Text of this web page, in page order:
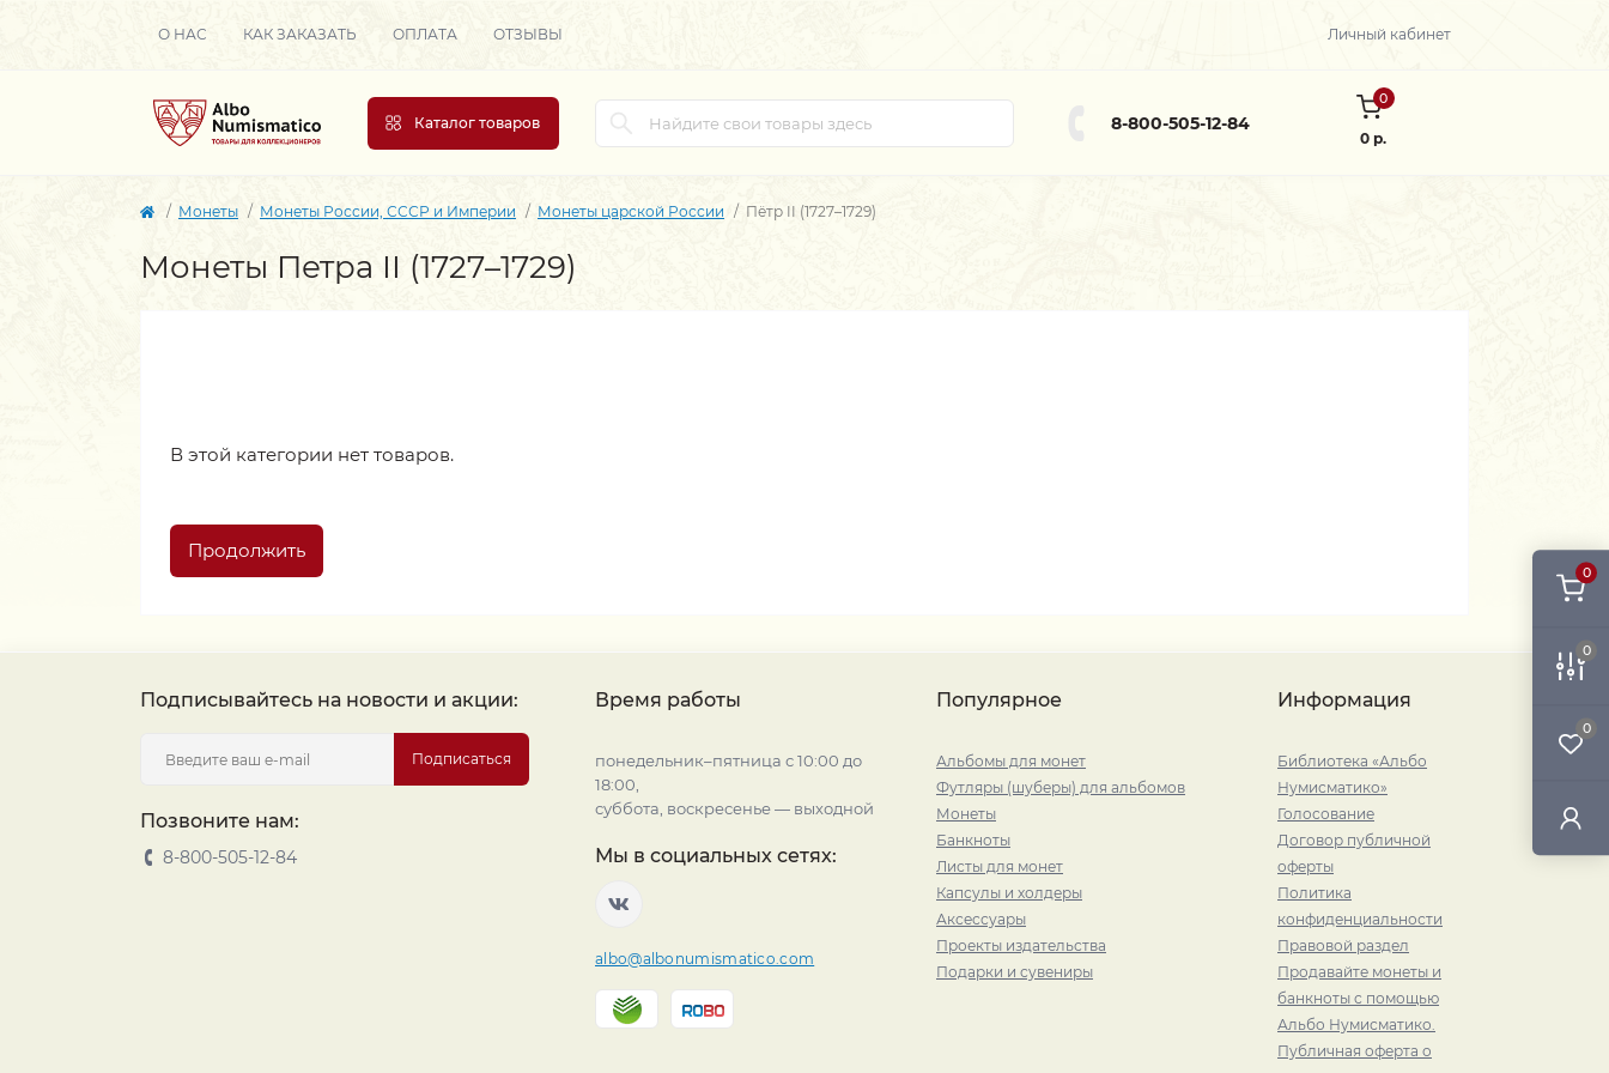
0
0
0
О НАС КАК ЗАКАЗАТЬ ОПЛАТА ОТЗЫВЫ Личный кабинет
Каталог товаров 8-800-505-12-84
0
0 р.
Монеты Монеты России, СССР и Империи Монеты царской России Пётр II (1727–1729)
Монеты Петра II (1727–1729)
В этой категории нет товаров.
Продолжить
Подписывайтесь на новости и акции:
Подписаться
Позвоните нам:
8-800-505-12-84
Время работы
понедельник–пятница с 10:00 до
18:00,
суббота, воскресенье — выходной
Мы в социальных сетях:
albo@albonumismatico.com
Популярное
Альбомы для монет
Футляры (шуберы) для альбомов
Монеты
Банкноты
Листы для монет
Капсулы и холдеры
Аксессуары
Проекты издательства
Подарки и сувениры
Информация
Библиотека «Альбо
Нумисматико»
Голосование
Договор публичной
оферты
Политика
конфиденциальности
Правовой раздел
Продавайте монеты и
банкноты с помощью
Альбо Нумисматико.
Публичная оферта о